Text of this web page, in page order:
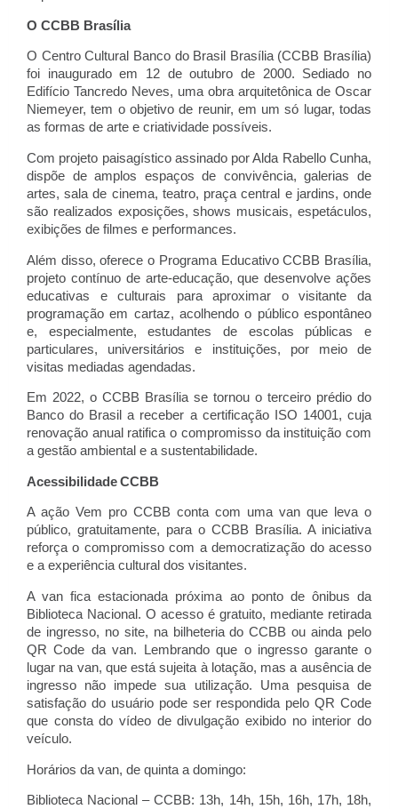
O CCBB Brasília
O Centro Cultural Banco do Brasil Brasília (CCBB Brasília)
foi inaugurado em 12 de outubro de 2000. Sediado no
Edifício Tancredo Neves, uma obra arquitetônica de Oscar
Niemeyer, tem o objetivo de reunir, em um só lugar, todas
as formas de arte e criatividade possíveis.
Com projeto paisagístico assinado por Alda Rabello Cunha,
dispõe de amplos espaços de convivência, galerias de
artes, sala de cinema, teatro, praça central e jardins, onde
são realizados exposições, shows musicais, espetáculos,
exibições de filmes e performances.
Além disso, oferece o Programa Educativo CCBB Brasília,
projeto contínuo de arte-educação, que desenvolve ações
educativas e culturais para aproximar o visitante da
programação em cartaz, acolhendo o público espontâneo
e, especialmente, estudantes de escolas públicas e
particulares, universitários e instituições, por meio de
visitas mediadas agendadas.
Em 2022, o CCBB Brasília se tornou o terceiro prédio do
Banco do Brasil a receber a certificação ISO 14001, cuja
renovação anual ratifica o compromisso da instituição com
a gestão ambiental e a sustentabilidade.
Acessibilidade CCBB
A ação Vem pro CCBB conta com uma van que leva o
público, gratuitamente, para o CCBB Brasília. A iniciativa
reforça o compromisso com a democratização do acesso
e a experiência cultural dos visitantes.
A van fica estacionada próxima ao ponto de ônibus da
Biblioteca Nacional. O acesso é gratuito, mediante retirada
de ingresso, no site, na bilheteria do CCBB ou ainda pelo
QR Code da van. Lembrando que o ingresso garante o
lugar na van, que está sujeita à lotação, mas a ausência de
ingresso não impede sua utilização. Uma pesquisa de
satisfação do usuário pode ser respondida pelo QR Code
que consta do vídeo de divulgação exibido no interior do
veículo.
Horários da van, de quinta a domingo:
Biblioteca Nacional – CCBB: 13h, 14h, 15h, 16h, 17h, 18h,